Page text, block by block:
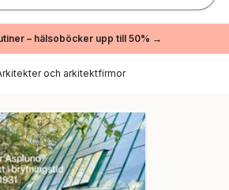
– hälsoböcker upp till 50% →
och arkitektfirmor